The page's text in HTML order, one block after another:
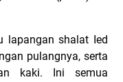
lapangan shalat Ied
pulangnya, serta
kaki. Ini semua